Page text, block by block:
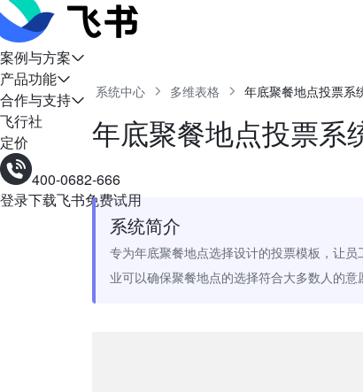
案例与方案
产品功能
合作与支持
飞行社
定价
400-0682-666
登录下载飞书免费试用
系统中心 多维表格 年底聚餐地点投票系
年底聚餐地点投票系
系统简介
专为年底聚餐地点选择设计的投票模板，让
业可以确保聚餐地点的选择符合大多数人的意